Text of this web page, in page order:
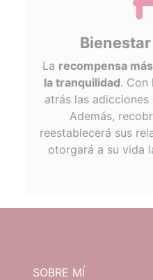
La recompensa
la tranquilidad. Con
atrás las
Además,
reestablecerá sus
otorgará a su vida
SOBRE MÍ